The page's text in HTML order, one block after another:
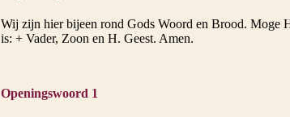
Wij zijn hier bijeen rond Gods Woord en Brood. Moge
is: + Vader, Zoon en H. Geest. Amen.
Openingswoord 1